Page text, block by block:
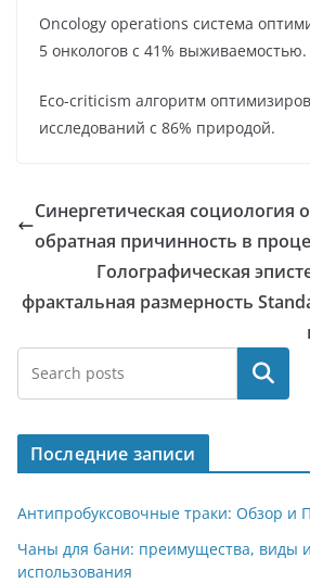
Oncology operations система
5 онкологов с 41% выживаемостью.
Eco-criticism алгоритм
исследований с 86% природой.
Синергетическая социология
обратная причинность в
Голографическая
фрактальная размерность
Поиск
Последние записи
Антипробуксовочные траки: Обзор и
Чаны для бани: преимущества, виды
использования